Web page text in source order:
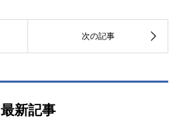
最新記事